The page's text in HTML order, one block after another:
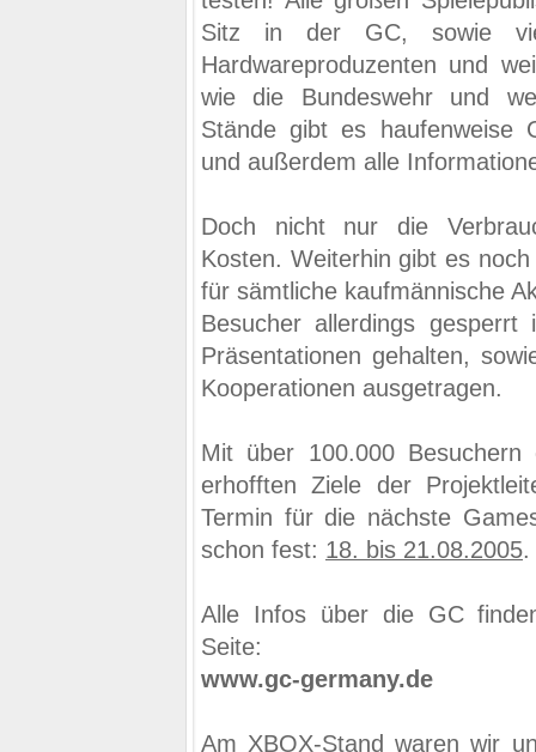
Sitz in der GC, sowie
Hardwareproduzenten und
wie die Bundeswehr und
Stände gibt es haufenweise
und außerdem alle
Doch nicht nur die
Kosten. Weiterhin gibt es
für sämtliche kaufmännische
Besucher allerdings
Präsentationen gehalten,
Kooperationen ausgetragen.
Mit über 100.000
erhofften Ziele der
Termin für die nächste
schon fest: 18. bis 21.08.2005.
Alle Infos über die GC
Seite:
www.gc-germany.de
Am XBOX-Stand waren wir